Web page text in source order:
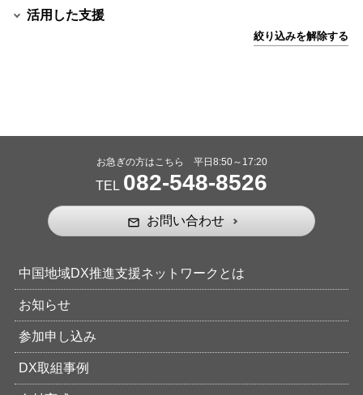
活用した支援
絞り込みを解除する
お急ぎの方はこちら 平日8:50～17:20
TEL 082-548-8526
mail_outline お問い合わせ
中国地域DX推進支援ネットワークとは
お知らせ
参加申し込み
DX取組事例